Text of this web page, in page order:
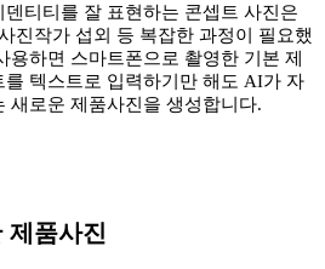
티티를 잘 표현하는 콘셉트 사진은
진작가 섭외 등 복잡한 과정이 필요했
용하면 스마트폰으로 촬영한 기본 제
텍스트로 입력하기만 해도 AI가 자
새로운 제품사진을 생성합니다.
제품사진